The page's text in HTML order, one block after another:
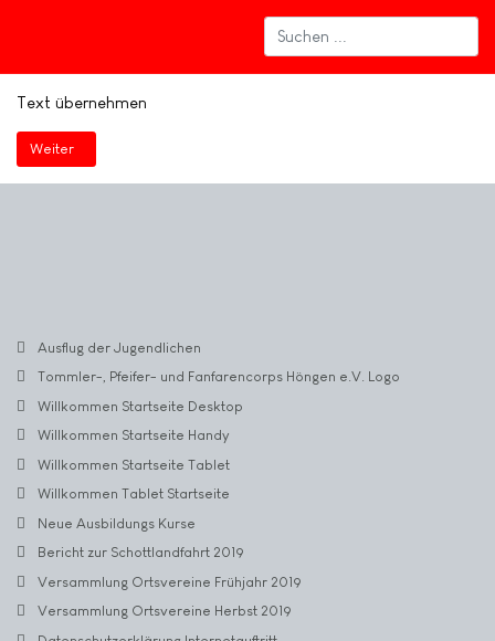
Text übernehmen
Nächster Beitrag: Willkommen Startseite Tablet
Weiter
Ausflug der Jugendlichen
Tommler-, Pfeifer- und Fanfarencorps Höngen e.V. Logo
Willkommen Startseite Desktop
Willkommen Startseite Handy
Willkommen Startseite Tablet
Willkommen Tablet Startseite
Neue Ausbildungs Kurse
Bericht zur Schottlandfahrt 2019
Versammlung Ortsvereine Frühjahr 2019
Versammlung Ortsvereine Herbst 2019